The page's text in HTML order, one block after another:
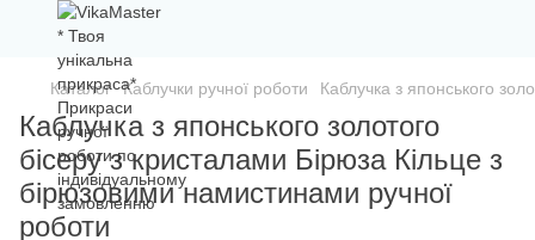
Каталог Каблучки ручної роботи Каблучка з японського
Каблучка з японського золотого
бісеру з кристалами Бірюза Кільце з
бірюзовими намистинами ручної
роботи